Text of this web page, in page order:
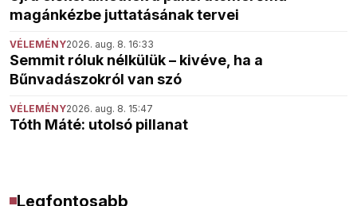
magánkézbe juttatásának tervei
VÉLEMÉNY2026. aug. 8. 16:33
Semmit róluk nélkülük – kivéve, ha a
Bűnvadászokról van szó
VÉLEMÉNY2026. aug. 8. 15:47
Tóth Máté: utolsó pillanat
Legfontosabb